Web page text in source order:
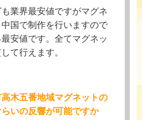
業界最安値ですがマグネ
国で制作を行いますので
安値です。全てマグネッ
て行えます。
木五番地域マグネットの
いの反響が可能ですか